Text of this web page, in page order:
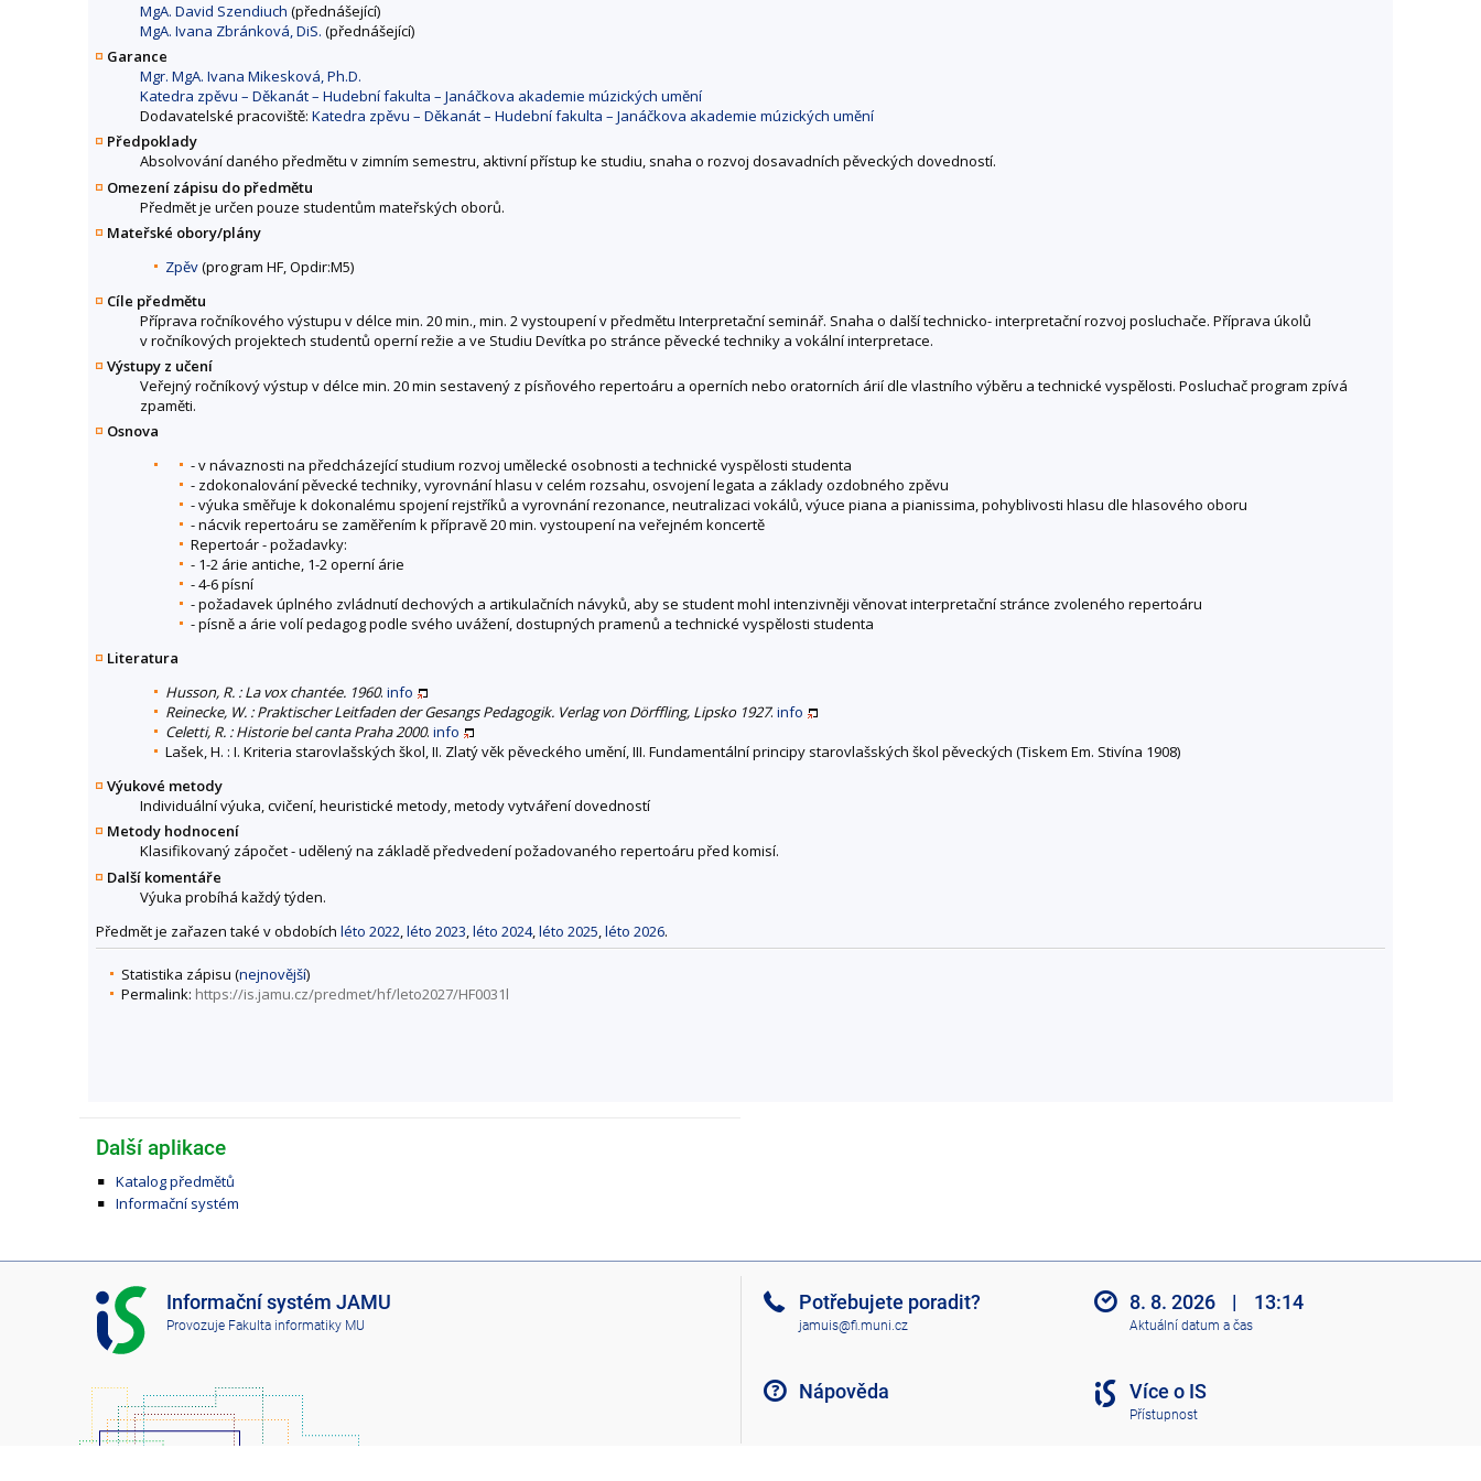
MgA. David Szendiuch (přednášející)
MgA. Ivana Zbránková, DiS. (přednášející)
Garance
Mgr. MgA. Ivana Mikesková, Ph.D.
Katedra zpěvu – Děkanát – Hudební fakulta – Janáčkova akademie múzických umění
Dodavatelské pracoviště: Katedra zpěvu – Děkanát – Hudební fakulta – Janáčkova akademie múzických umění
Předpoklady
Absolvování daného předmětu v zimním semestru, aktivní přístup ke studiu, snaha o rozvoj dosavadních pěveckých dovedností.
Omezení zápisu do předmětu
Předmět je určen pouze studentům mateřských oborů.
Mateřské obory/plány
Zpěv(program HF, Opdir:M5)
Cíle předmětu
Příprava ročníkového výstupu v délce min. 20 min., min. 2 vystoupení v předmětu Interpretační seminář. Snaha o další technicko- interpretační rozvoj posluchače. Příprava úkolů
v ročníkových projektech studentů operní režie a ve Studiu Devítka po stránce pěvecké techniky a vokální interpretace.
Výstupy z učení
Veřejný ročníkový výstup v délce min. 20 min sestavený z písňového repertoáru a operních nebo oratorních árií dle vlastního výběru a technické vyspělosti. Posluchač program zpívá
zpaměti.
Osnova
- v návaznosti na předcházející studium rozvoj umělecké osobnosti a technické vyspělosti studenta
- zdokonalování pěvecké techniky, vyrovnání hlasu v celém rozsahu, osvojení legata a základy ozdobného zpěvu
- výuka směřuje k dokonalému spojení rejstříků a vyrovnání rezonance, neutralizaci vokálů, výuce piana a pianissima, pohyblivosti hlasu dle hlasového oboru
- nácvik repertoáru se zaměřením k přípravě 20 min. vystoupení na veřejném koncertě
Repertoár - požadavky:
- 1-2 árie antiche, 1-2 operní árie
- 4-6 písní
- požadavek úplného zvládnutí dechových a artikulačních návyků, aby se student mohl intenzivněji věnovat interpretační stránce zvoleného repertoáru
- písně a árie volí pedagog podle svého uvážení, dostupných pramenů a technické vyspělosti studenta
Literatura
Husson, R. : La vox chantée. 1960. info
Reinecke, W. : Praktischer Leitfaden der Gesangs Pedagogik. Verlag von Dörffling, Lipsko 1927. info
Celetti, R. : Historie bel canta Praha 2000. info
Lašek, H. : I. Kriteria starovlašských škol, II. Zlatý věk pěveckého umění, III. Fundamentální principy starovlašských škol pěveckých (Tiskem Em. Stivína 1908)
Výukové metody
Individuální výuka, cvičení, heuristické metody, metody vytváření dovedností
Metody hodnocení
Klasifikovaný zápočet - udělený na základě předvedení požadovaného repertoáru před komisí.
Další komentáře
Výuka probíhá každý týden.
Předmět je zařazen také v obdobích léto 2022 léto 2023 léto 2024, léto 2025 léto 2026.
Statistika zápisu (nejnovější)
Permalink: https://is.jamu.cz/predmet/hf/leto2027/HF0031l
Další aplikace
Katalog předmětů
Informační systém
I
S
J
M
Informační systém JAMU
Provozuje Fakulta informatiky MU
Potřebujete poradit?
jamuis@fi.muni.cz
Nápověda
8. 8. 2026 | 13:14
Aktuální datum a čas
Více o IS
Přístupnost